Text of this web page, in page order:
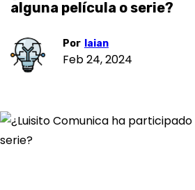
alguna película o serie?
Por laian
Feb 24, 2024